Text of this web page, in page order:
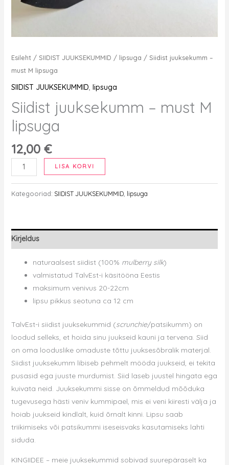
Esileht/ SIIDIST JUUKSEKUMMID / lipsuga / Siidist juuksekumm –
must M lipsuga
SIIDIST JUUKSEKUMMID, lipsuga
Siidist juuksekumm – must M
lipsuga
12,00 €
Siidist
juuksekumm
-
lipsuga
kogus
LISA KORVI
Kategooriad: SIIDIST JUUKSEKUMMID, lipsuga
Kirjeldus
naturaalsest siidist (100% mulberry silk)
valmistatud TalvEst-i käsitööna Eestis
maksimum venivus 20-22cm
lipsu pikkus seotuna ca 12 cm
TalvEst-i siidist juuksekummid (scrunchie/patsikumm) on
loodud selleks, et hoida sinu juukseid kauni ja tervena. Siid
on oma looduslike omaduste tõttu juuksesõbralik materjal.
Siidist juuksekumm libiseb pehmelt mööda juukseid, ei tekita
pusasid ega juuste murdumist. Siid laseb juustel hingata ega
kuivata neid. Juuksekummi sisse on õmmeldud mõõduka
tugevusega hästi veniv kummipael, mis ei veni kiiresti välja ja
hoiab juukseid kindlalt, kuid õrnalt kinni. Lipsu saab
triikimiseks või patsikummi iseseisvaks kasutamiseks lahti
siduda.
KINGIIDEE – meie juuksekummid sobivad suurepäraselt ka